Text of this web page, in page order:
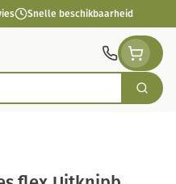
Snelle beschikbaarheid
Zoek